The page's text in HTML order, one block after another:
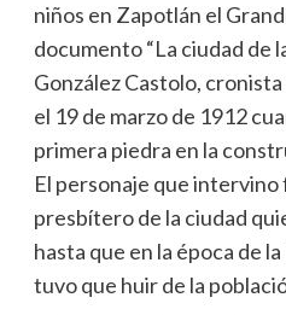
niños en Zapotlán el
documento “La ciudad de
González Castolo,
el 19 de marzo de 1912
primera piedra en la
El personaje que intervino
presbítero de la ciudad
hasta que en la época de
tuvo que huir de la